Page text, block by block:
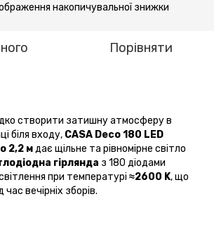
накопичувальної знижки
Порівняти
створити затишну атмосферу в
біля входу, CASA Deco 180 LED
2,2 мдає щільне та рівномірне світло
гірлянда з 180 діодами
при температурі ≈2600 K, що
вечірніх зборів.